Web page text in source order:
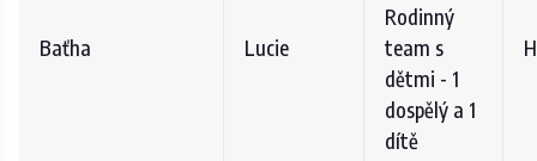
Baťha Lucie
Rodinný
team s
dětmi - 1
dospělý a 1
dítě